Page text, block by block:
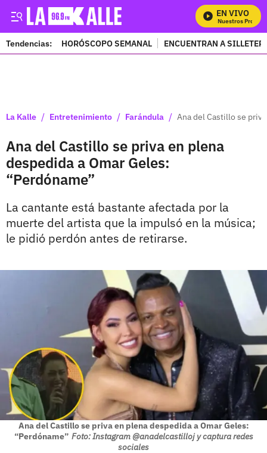
EN VIVO
Mira Todos Nuestros
Tendencias: HORÓSCOPO SEMANAL ENCUENTRAN A
La Kalle / Entretenimiento / Farándula / Ana del Castillo se
Ana del Castillo se priva en plena
despedida a Omar Geles:
“Perdóname”
La cantante está bastante afectada por la
muerte del artista que la impulsó en la música;
le pidió perdón antes de retirarse.
Ana del Castillo se priva en plena despedida a Omar Geles:
“Perdóname” Foto: Instagram @anadelcastilloj y captura redes
sociales